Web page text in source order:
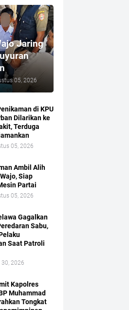
Jaring
05, 2026
di KPU
Dilarikan ke
Terduga
05, 2026
Ambil Alih
Siap
Partai
05, 2026
Gagalkan
Sabu,
Saat Patroli
30, 2026
Kapolres
Muhammad
Tongkat